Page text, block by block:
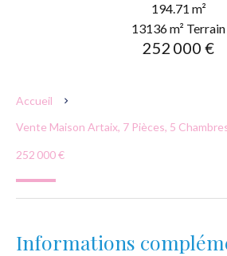
194.71 m²
13136 m² Terrain
252 000 €
Accueil
Vente Maison Artaix, 7 Pièces, 5
252 000 €
Informations